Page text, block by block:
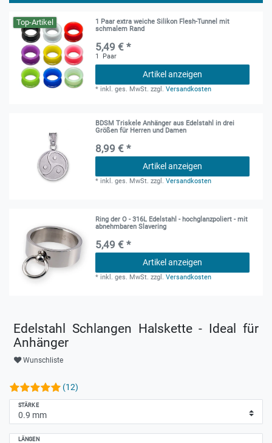
Top-Artikel
1 Paar extra weiche Silikon Flesh-Tunnel mit
schmalem Rand
5,49 € *
1 Paar
Artikel anzeigen
* inkl. ges. MwSt. zzgl.Versandkosten
BDSM Triskele Anhänger aus Edelstahl in drei
Größen für Herren und Damen
8,99 € *
Artikel anzeigen
* inkl. ges. MwSt. zzgl.Versandkosten
Ring der O - 316L Edelstahl - hochglanzpoliert - mit
abnehmbaren Slavering
5,49 € *
Artikel anzeigen
* inkl. ges. MwSt. zzgl.Versandkosten
Edelstahl Schlangen Halskette - Ideal für
Anhänger
Wunschliste
(12)
STÄRKE
LÄNGEN